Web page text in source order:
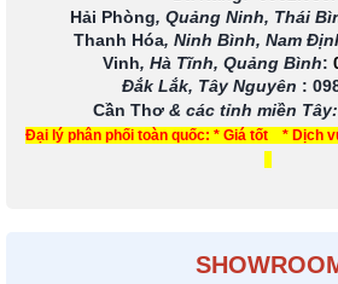
Hải Phòng, Quảng Ninh, Thái
Thanh Hóa, Ninh Bình, Nam
Vinh, Hà Tĩnh, Quảng Bình:
Đắk Lắk, Tây Nguyên :
Cần Thơ & các tỉnh miền Tây:
Đại lý phân phối toàn quốc: * Giá tốt * Dịch